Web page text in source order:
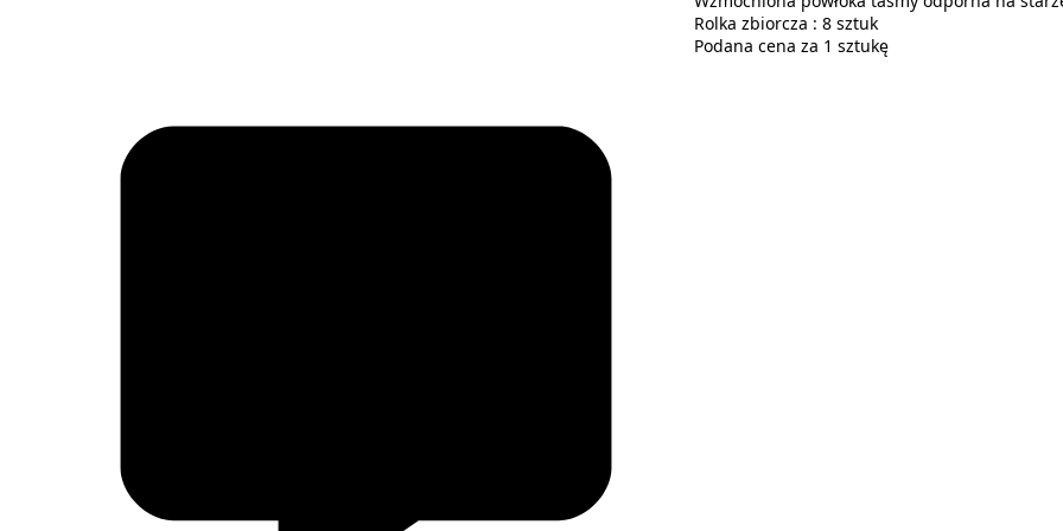
Rolka zbiorcza : 8 sztuk
Podana cena za 1 sztukę